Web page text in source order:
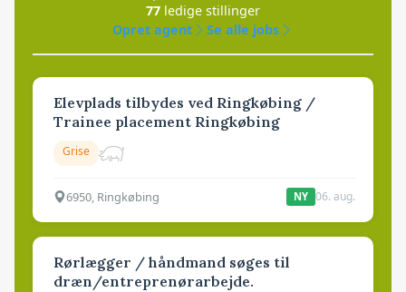
77 ledige stillinger
Opret agent
Se alle jobs
Elevplads tilbydes ved Ringkøbing /
Trainee placement Ringkøbing
Grise
6950, Ringkøbing NY 06. aug.
Rørlægger / håndmand søges til
dræn/entreprenørarbejde.